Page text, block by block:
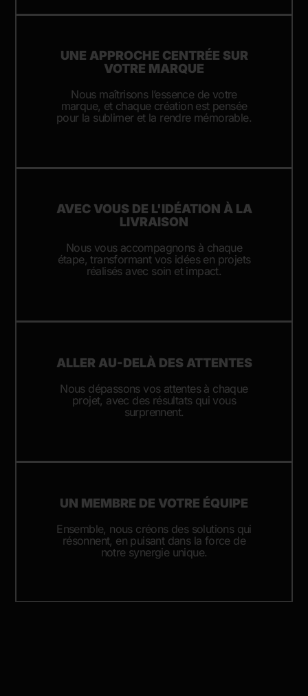
UNE APPROCHE CENTRÉE SUR
VOTRE MARQUE
Nous maîtrisons l’essence de votre
marque, et chaque création est pensée
pour la sublimer et la rendre mémorable.
AVEC VOUS DE L'IDÉATION À LA
LIVRAISON
Nous vous accompagnons à chaque
étape, transformant vos idées en projets
réalisés avec soin et impact.
ALLER AU-DELÀ DES ATTENTES
Nous dépassons vos attentes à chaque
projet, avec des résultats qui vous
surprennent.
UN MEMBRE DE VOTRE ÉQUIPE
Ensemble, nous créons des solutions qui
résonnent, en puisant dans la force de
notre synergie unique.